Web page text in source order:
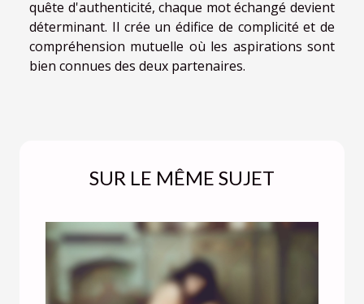
quête d'authenticité, chaque mot échangé devient
déterminant. Il crée un édifice de complicité et de
compréhension mutuelle où les aspirations sont
bien connues des deux partenaires.
SUR LE MÊME SUJET